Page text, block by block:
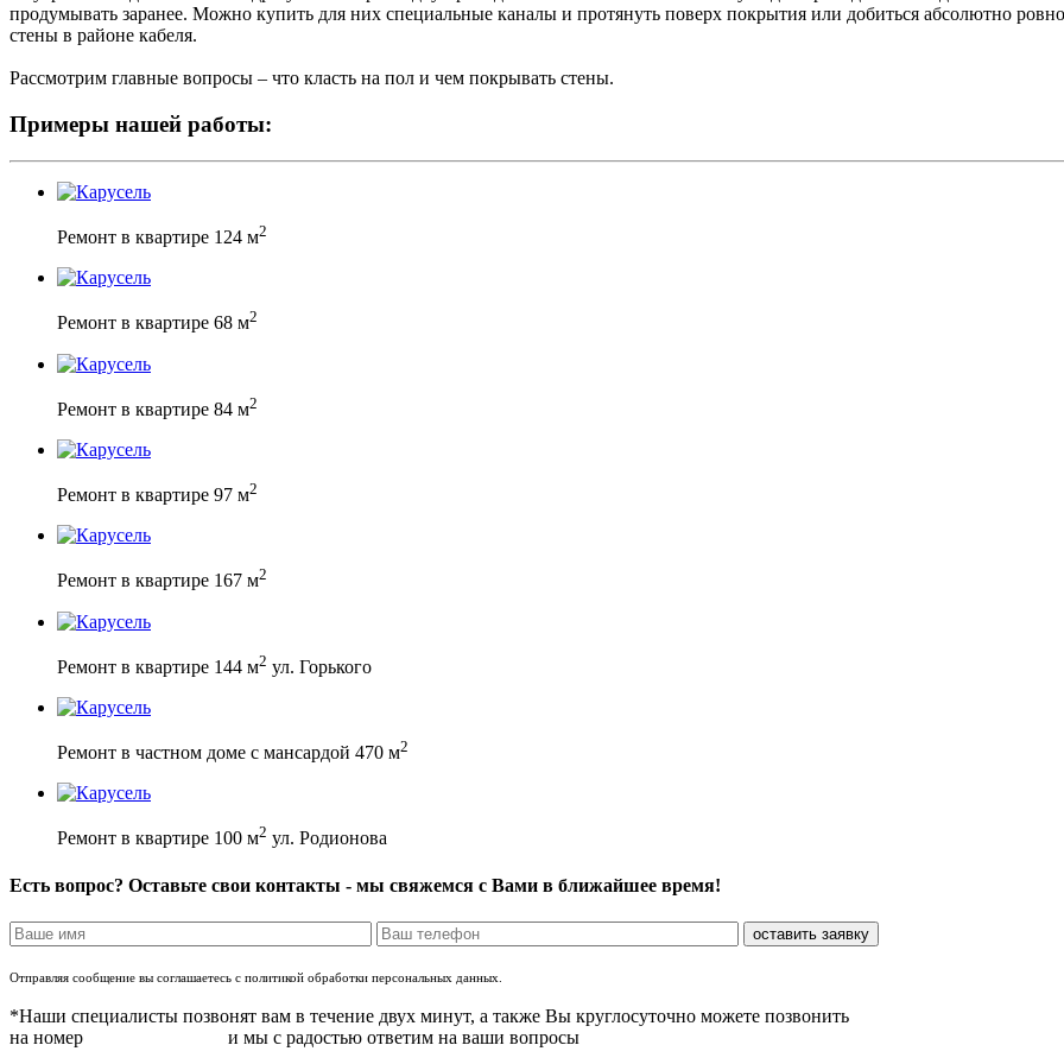
продумывать заранее. Можно купить для них специальные каналы и протянуть поверх покрытия или добиться абсолютно
стены в районе кабеля.
Рассмотрим главные вопросы – что класть на пол и чем покрывать стены.
Примеры нашей работы:
Ремонт в квартире 124 м2
Ремонт в квартире 68 м2
Ремонт в квартире 84 м2
Ремонт в квартире 97 м2
Ремонт в квартире 167 м2
Ремонт в квартире 144 м2 ул. Горького
Ремонт в частном доме с мансардой 470 м2
Ремонт в квартире 100 м2 ул. Родионова
Есть вопрос? Оставьте свои контакты - мы свяжемся с Вами в ближайшее время!
Отправляя сообщение вы соглашаетесь с политикой обработки персональных данных.
*Наши специалисты позвонят вам в течение двух минут, а также Вы круглосуточно можете позвонить
на номер
и мы с радостью ответим на ваши вопросы